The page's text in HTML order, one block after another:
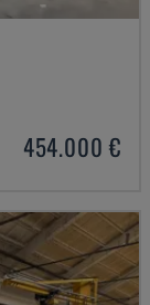
454.000 €